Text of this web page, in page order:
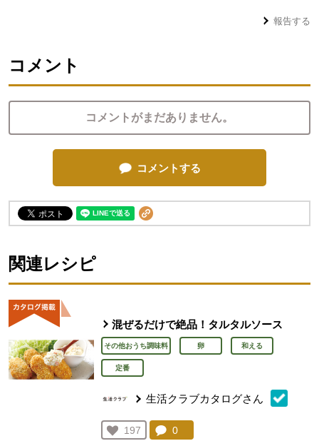
報告する
コメント
コメントがまだありません。
コメントする
関連レシピ
混ぜるだけで絶品！タルタルソース
その他おうち調味料 卵 和える
定番
生活クラブカタログさん
お気に入り登録：
197
人が登録
コメント：
0